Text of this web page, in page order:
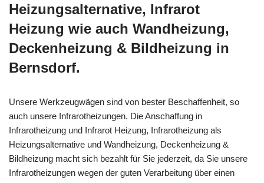
Heizungsalternative, Infrarot
Heizung wie auch Wandheizung,
Deckenheizung & Bildheizung in
Bernsdorf.
Unsere Werkzeugwägen sind von bester Beschaffenheit, so
auch unsere Infrarotheizungen. Die Anschaffung in
Infrarotheizung und Infrarot Heizung, Infrarotheizung als
Heizungsalternative und Wandheizung, Deckenheizung &
Bildheizung macht sich bezahlt für Sie jederzeit, da Sie unsere
Infrarotheizungen wegen der guten Verarbeitung über einen